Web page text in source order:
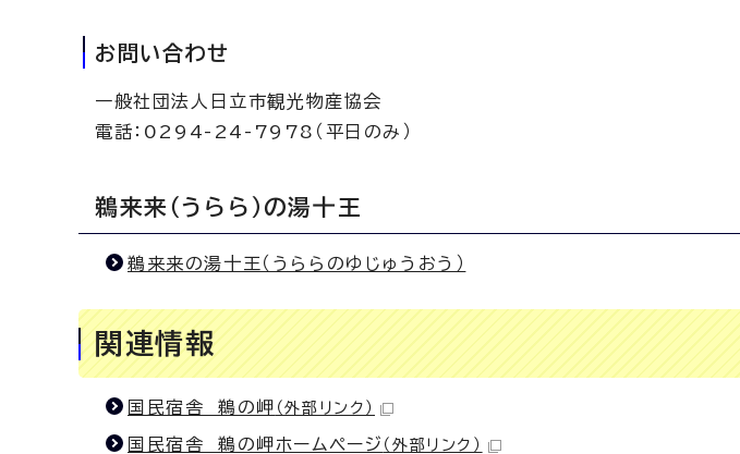
お問い合わせ
一般社団法人日立市観光物産協会
電話：0294-24-7978（平日のみ）
鵜来来（うらら）の湯十王
鵜来来の湯十王（うららのゆじゅうおう）
関連情報
国民宿舎 鵜の岬 （外部リンク）
国民宿舎 鵜の岬ホームページ （外部リンク）